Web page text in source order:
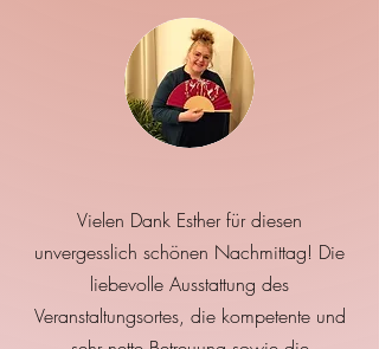
Vielen Dank Esther für diesen
unvergesslich schönen Nachmittag! Die
liebevolle Ausstattung des
Veranstaltungsortes, die kompetente und